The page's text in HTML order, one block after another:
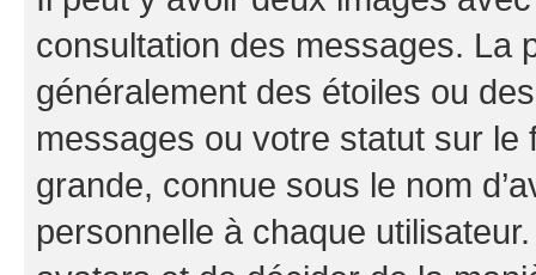
consultation des messages. La
généralement des étoiles ou
messages ou votre statut sur
grande, connue sous le nom
personnelle à chaque utilisateur.